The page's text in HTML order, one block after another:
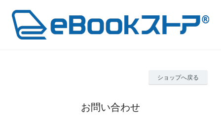
ショップへ戻る
お問い合わせ